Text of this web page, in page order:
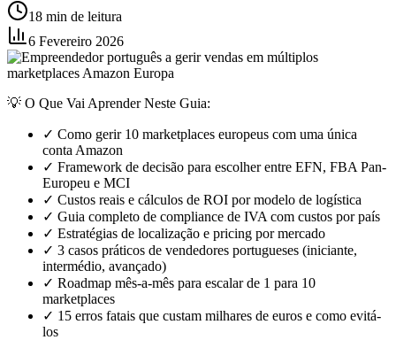
18 min de leitura
6 Fevereiro 2026
💡 O Que Vai Aprender Neste Guia:
✓ Como gerir 10 marketplaces europeus com uma única
conta Amazon
✓ Framework de decisão para escolher entre EFN, FBA Pan-
Europeu e MCI
✓ Custos reais e cálculos de ROI por modelo de logística
✓ Guia completo de compliance de IVA com custos por país
✓ Estratégias de localização e pricing por mercado
✓ 3 casos práticos de vendedores portugueses (iniciante,
intermédio, avançado)
✓ Roadmap mês-a-mês para escalar de 1 para 10
marketplaces
✓ 15 erros fatais que custam milhares de euros e como evitá-
los